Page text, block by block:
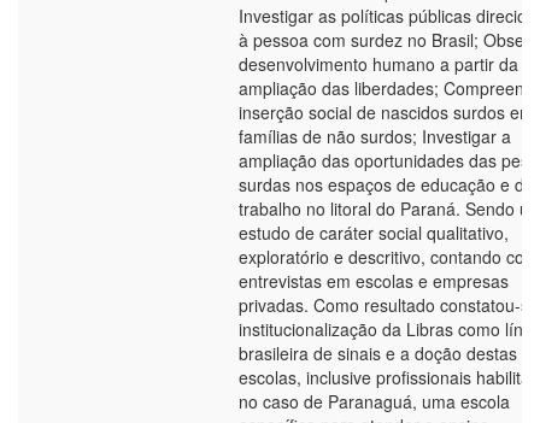
Investigar as políticas públicas
à pessoa com surdez no Brasil;
desenvolvimento humano a partir da
ampliação das liberdades;
inserção social de nascidos surdos em
famílias de não surdos; Investigar a
ampliação das oportunidades das
surdas nos espaços de educação e de
trabalho no litoral do Paraná. Sendo
estudo de caráter social qualitativo,
exploratório e descritivo, contando com
entrevistas em escolas e empresas
privadas. Como resultado constatou-
institucionalização da Libras como
brasileira de sinais e a doção destas
escolas, inclusive profissionais
no caso de Paranaguá, uma escola